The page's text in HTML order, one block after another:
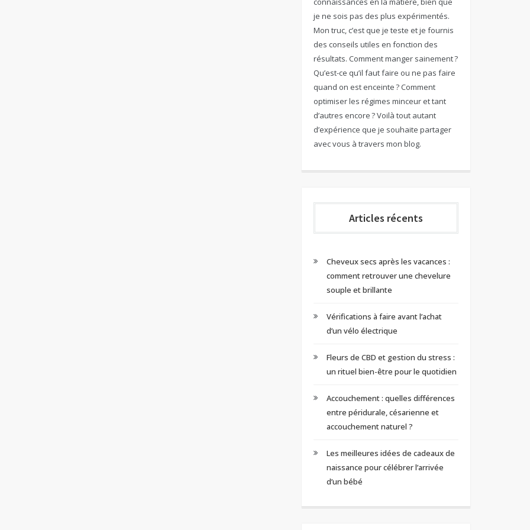
je ne sois pas des plus expérimentés.
Mon truc, c’est que je teste et je fournis
des conseils utiles en fonction des
résultats. Comment manger sainement ?
Qu’est-ce qu’il faut faire ou ne pas faire
quand on est enceinte ? Comment
optimiser les régimes minceur et tant
d’autres encore ? Voilà tout autant
d’expérience que je souhaite partager
avec vous à travers mon blog.
Articles récents
Cheveux secs après les vacances :
comment retrouver une chevelure
souple et brillante
Vérifications à faire avant l’achat
d’un vélo électrique
Fleurs de CBD et gestion du stress :
un rituel bien-être pour le quotidien
Accouchement : quelles différences
entre péridurale, césarienne et
accouchement naturel ?
Les meilleures idées de cadeaux de
naissance pour célébrer l’arrivée
d’un bébé